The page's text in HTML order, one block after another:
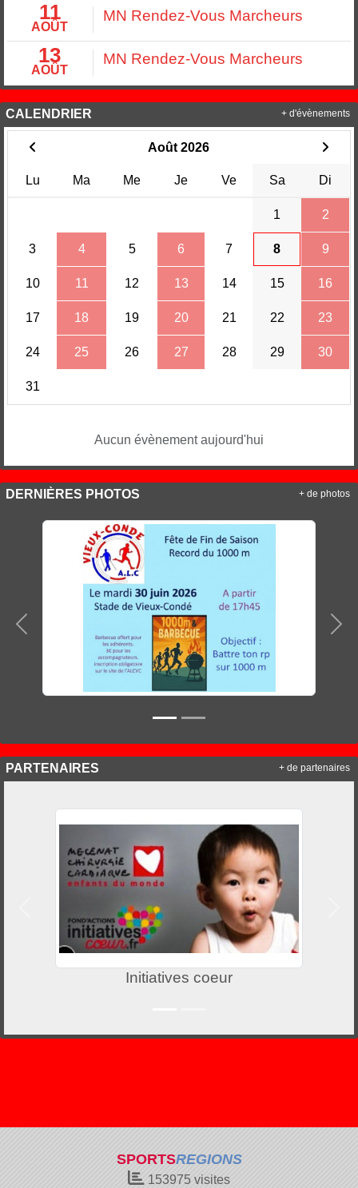
11
AOÛT
MN Rendez-Vous Marcheurs
13
AOÛT
MN Rendez-Vous Marcheurs
CALENDRIER
Août 2026
Lu Ma Me Je Ve Sa Di
1 2
3 4 5 6 7 8 9
10 11 12 13 14 15 16
17 18 19 20 21 22 23
24 25 26 27 28 29 30
31
Aucun évènement aujourd'hui
+ d'évènements
DERNIÈRES PHOTOS
Précedent
+ de photos
PARTENAIRES
Initiatives coeur
Précedent
+ de partenaires
SPORTSREGIONS
153975 visites